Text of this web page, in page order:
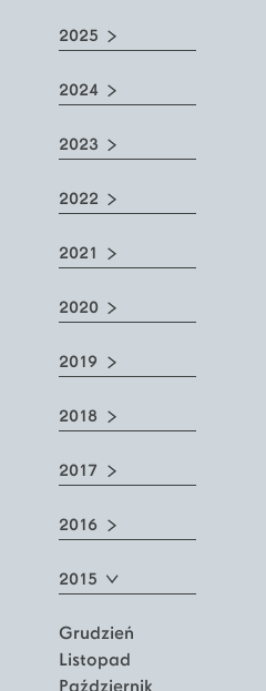
2025
2024
2023
2022
2021
2020
2019
2018
2017
2016
2015
Grudzień
Listopad